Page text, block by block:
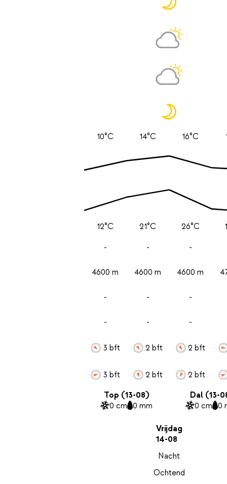
10°C
12°C
-
4600 m
-
-
3 bft
3 bft
14°C
21°C
-
4600 m
-
-
2 bft
2 bft
16°C
26°C
-
4600 m
-
-
2 bft
2 bft
Top (13-08)
0 cm 0 mm
Dal (13-
0 cm 0
Vrijdag
14-08
Nacht
Ochtend